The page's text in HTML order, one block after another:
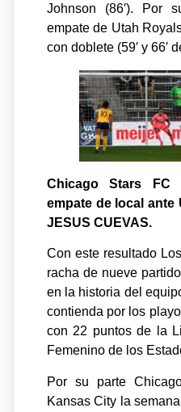
Johnson (86′). Por
empate de Utah
con doblete (59′ y 66′
Chicago Stars FC
empate de local ante
JESUS CUEVAS.
Con este resultado
racha de nueve
en la historia del
contienda por los
con 22 puntos de la
Femenino de los
Por su parte
Kansas City la